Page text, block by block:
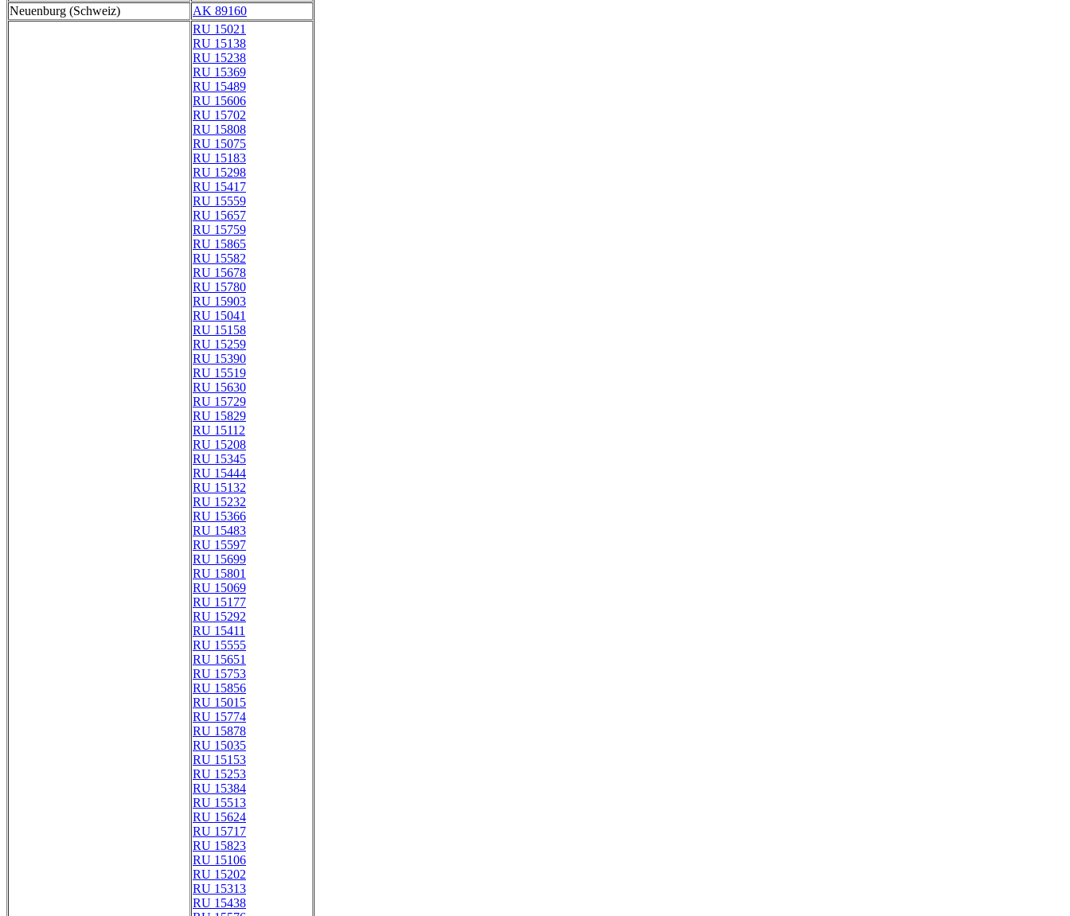
Neuenburg (Schweiz)
AK 89160
RU 15021
RU 15138
RU 15238
RU 15369
RU 15489
RU 15606
RU 15702
RU 15808
RU 15075
RU 15183
RU 15298
RU 15417
RU 15559
RU 15657
RU 15759
RU 15865
RU 15582
RU 15678
RU 15780
RU 15903
RU 15041
RU 15158
RU 15259
RU 15390
RU 15519
RU 15630
RU 15729
RU 15829
RU 15112
RU 15208
RU 15345
RU 15444
RU 15132
RU 15232
RU 15366
RU 15483
RU 15597
RU 15699
RU 15801
RU 15069
RU 15177
RU 15292
RU 15411
RU 15555
RU 15651
RU 15753
RU 15856
RU 15015
RU 15774
RU 15878
RU 15035
RU 15153
RU 15253
RU 15384
RU 15513
RU 15624
RU 15717
RU 15823
RU 15106
RU 15202
RU 15313
RU 15438